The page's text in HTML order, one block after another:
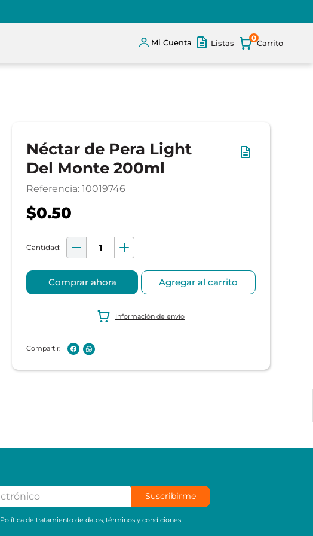
Mi Cuenta Listas
0
Néctar de Pera Light
Del Monte 200ml
Referencia: 10019746
$0.50
Comprar ahora Agregar al carrito
Información de envío
Suscribirme
Política de tratamiento de datos ,términos y condiciones